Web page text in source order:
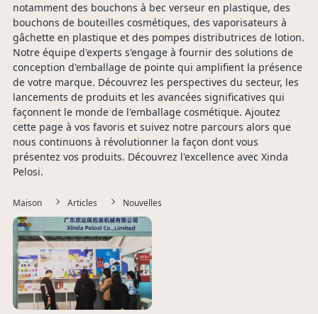
notamment des bouchons à bec verseur en plastique, des
bouchons de bouteilles cosmétiques, des vaporisateurs à
gâchette en plastique et des pompes distributrices de lotion.
Notre équipe d'experts s'engage à fournir des solutions de
conception d'emballage de pointe qui amplifient la présence
de votre marque. Découvrez les perspectives du secteur, les
lancements de produits et les avancées significatives qui
façonnent le monde de l'emballage cosmétique. Ajoutez
cette page à vos favoris et suivez notre parcours alors que
nous continuons à révolutionner la façon dont vous
présentez vos produits. Découvrez l'excellence avec Xinda
Pelosi.
Maison Articles Nouvelles